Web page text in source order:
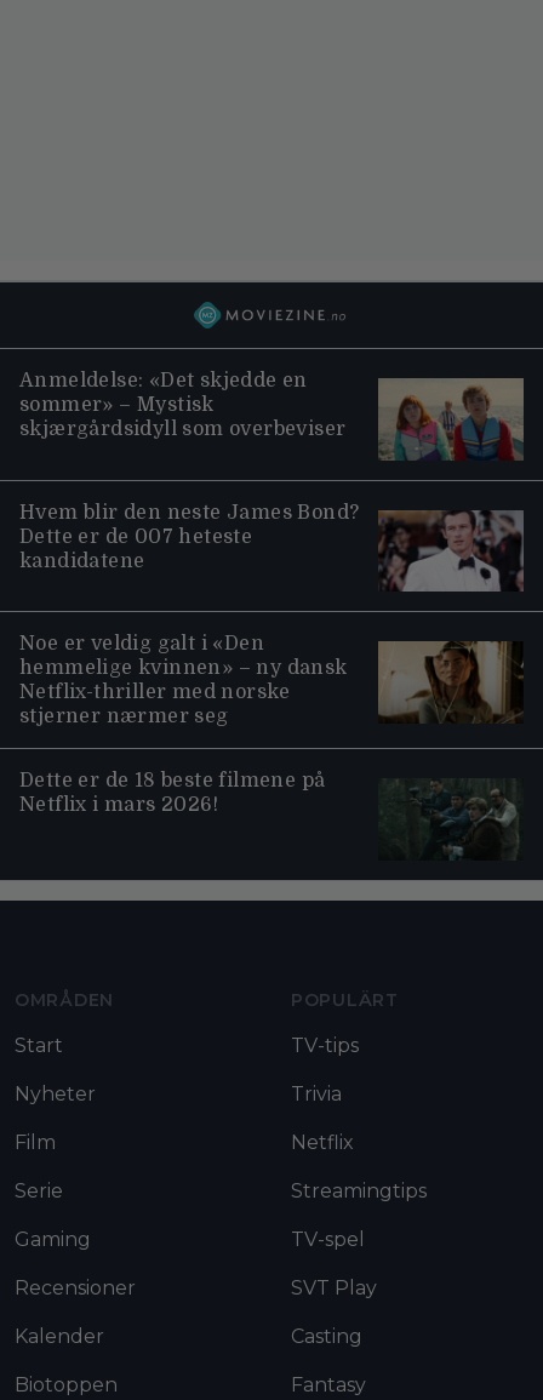
Anmeldelse: «Det skjedde en
sommer» – Mystisk
skjærgårdsidyll som overbeviser
Hvem blir den neste James Bond?
Dette er de 007 heteste
kandidatene
Noe er veldig galt i «Den
hemmelige kvinnen» – ny dansk
Netflix-thriller med norske
stjerner nærmer seg
Dette er de 18 beste filmene på
Netflix i mars 2026!
OMRÅDEN
Start
Nyheter
Film
Serie
Gaming
Recensioner
Kalender
Biotoppen
POPULÄRT
TV-tips
Trivia
Netflix
Streamingtips
TV-spel
SVT Play
Casting
Fantasy